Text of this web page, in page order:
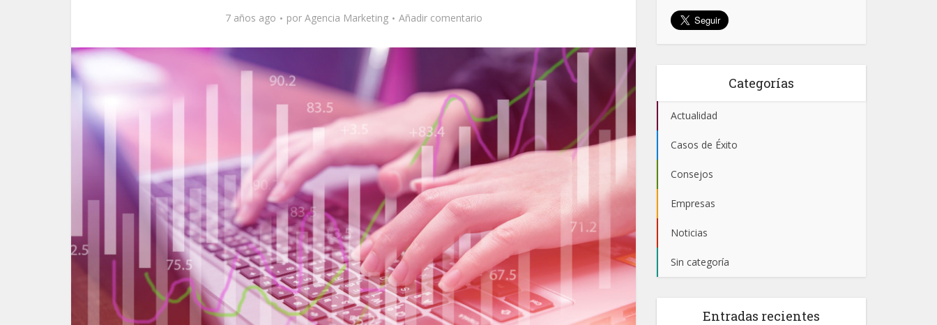
7 años ago por Agencia Marketing Añadir comentario
Categorías
Actualidad
Casos de Éxito
Consejos
Empresas
Noticias
Sin categoría
Entradas recientes